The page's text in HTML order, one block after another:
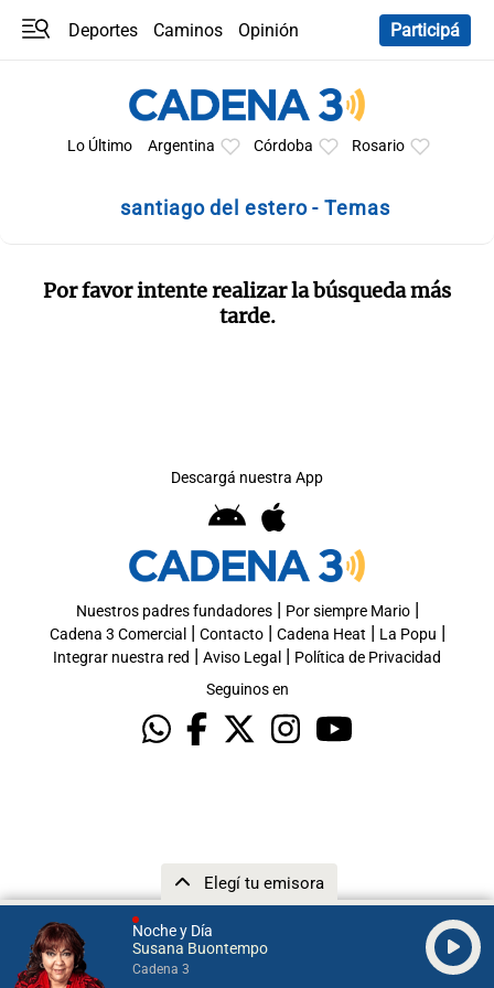
Noche y Día
Susana Buontempo
Cadena 3
Elegí tu emisora
Deportes Caminos
Opinión
Participá
Lo Último Argentina Córdoba Rosario
santiago del estero - Temas
Por favor intente realizar la búsqueda más
tarde.
Descargá nuestra App
Nuestros padres fundadores| Por siempre Mario|
Cadena 3 Comercial | Contacto| Cadena Heat | La Popu |
Integrar nuestra red | Aviso Legal | Política de Privacidad
Seguinos en